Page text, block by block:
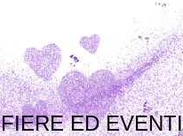
FIERE ED EVENTI